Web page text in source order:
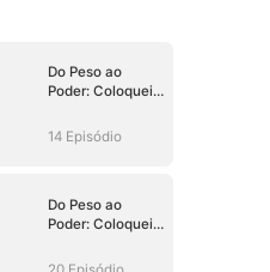
Do Peso ao
Poder: Coloquei
Trono
14 Episódio
Do Peso ao
Poder: Coloquei
Trono